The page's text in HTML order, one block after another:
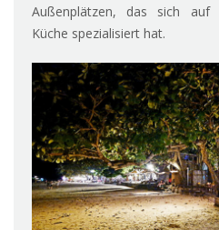
Außenplätzen, das sich auf
Küche spezialisiert hat.